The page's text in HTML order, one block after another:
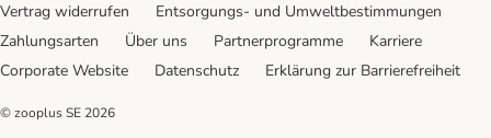
Vertrag widerrufen
Entsorgungs- und Umweltbestimmungen
Zahlungsarten
Über uns Partnerprogramme
Karriere
Corporate Website
Datenschutz Erklärung zur Barrierefreiheit
© zooplus SE 2026